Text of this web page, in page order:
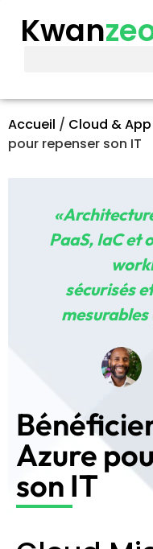
Kwan
Accueil / Cloud & App
pour repenser son IT
PaaS, IaC et
sécurisés
Azure
son IT